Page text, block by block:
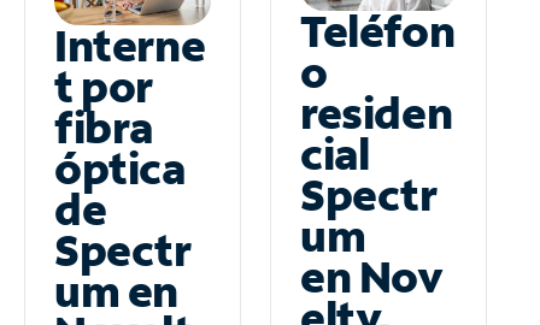
Interne
t por
fibra
óptica
de
Spectr
um en
Teléfon
o
residen
cial
Spectr
um
en Nov